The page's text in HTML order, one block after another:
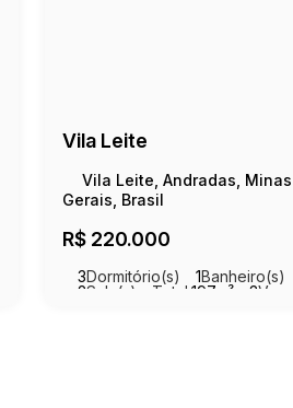
Vila Leite
R$ 220.000
Vila Leite, Andradas, Minas
Gerais, Brasil
3Dormitório(s) 1Banheiro(s)
2Sala(s) Total: 197m² 3